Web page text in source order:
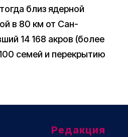
близ ядерной
в 80 км от Сан-
14 168 акров (более
семей и перекрытию
Редакция